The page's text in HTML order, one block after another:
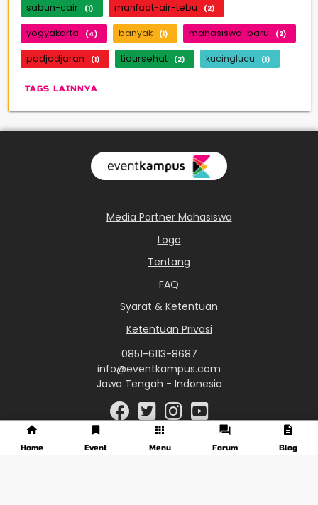
sabun-cair (1) manfaat-air-tebu (2)
yogyakarta (4) banyak (1) mahasiswa-baru (2)
padjadjaran (1) tidursehat (2) kucinglucu (1)
TAGS LAINNYA
Media Partner Mahasiswa
Logo
Tentang
FAQ
Syarat & Ketentuan
Ketentuan Privasi
0851-6113-8687
info@eventkampus.com
Jawa Tengah - Indonesia
Home Event Menu Forum Blog